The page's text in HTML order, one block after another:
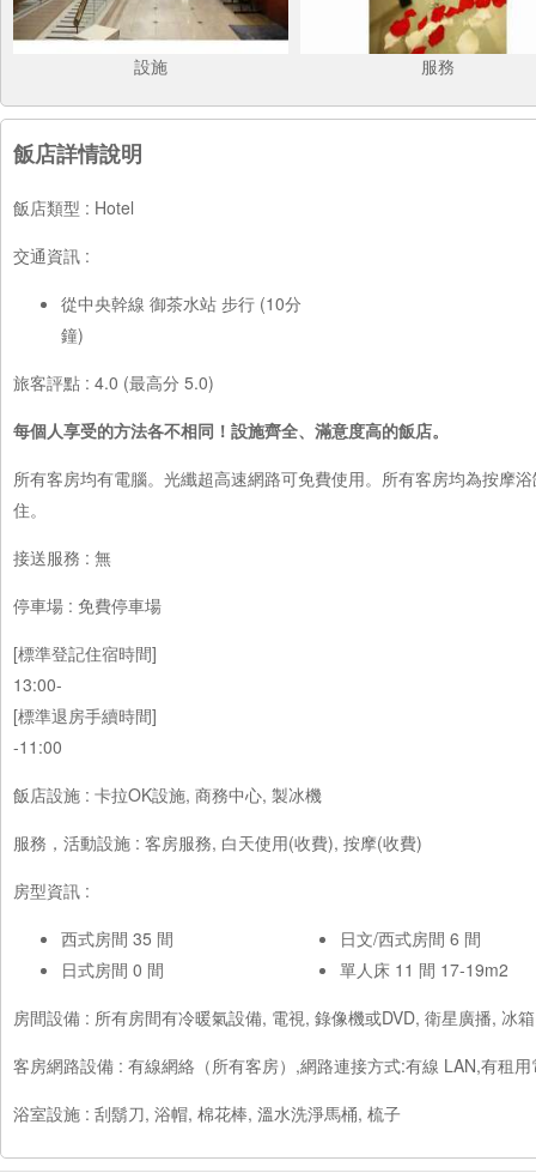
設施 服務
飯店詳情說明
飯店類型 : Hotel
交通資訊 :
從中央幹線 御茶水站 步行 (10分
鐘)
旅客評點 : 4.0 (最高分 5.0)
每個人享受的方法各不相同！設施齊全、滿意度高的飯店。
所有客房均有電腦。光纖超高速網路可免費使用。所有客房均為按摩
住。
接送服務 : 無
停車場 : 免費停車場
[標準登記住宿時間]
13:00-
[標準退房手續時間]
-11:00
飯店設施 : 卡拉OK設施, 商務中心, 製冰機
服務，活動設施 : 客房服務, 白天使用(收費), 按摩(收費)
房型資訊 :
西式房間 35 間
日式房間 0 間
日文/西式房間 6 間
單人床 11 間 17-19m2
房間設備 : 所有房間有冷暖氣設備, 電視, 錄像機或DVD, 衛星廣播, 冰
客房網路設備 : 有線網絡（所有客房）,網路連接方式:有線 LAN,有租
浴室設施 : 刮鬍刀, 浴帽, 棉花棒, 溫水洗淨馬桶, 梳子